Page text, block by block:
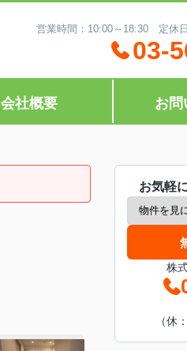
営業時間：10:00～18:30 定休
03-
会社概要 お問
お気軽
株
（休